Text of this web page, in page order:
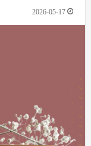
2026-05-17